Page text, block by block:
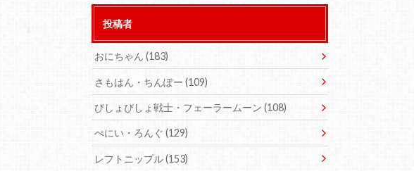
投稿者
おにちゃん(183)
さもはん・ちんぽー(109)
びしょびしょ戦士・フェーラームーン(108)
ぺにい・ろんぐ(129)
レフトニップル(153)